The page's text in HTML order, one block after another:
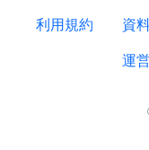
利用規約 資
運